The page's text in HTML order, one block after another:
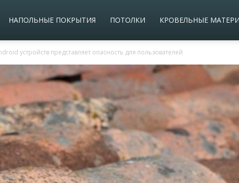
НАПОЛЬНЫЕ ПОКРЫТИЯ ПОТОЛКИ КРОВЕЛЬНЫЕ
устройств представляет опасность для пользователей